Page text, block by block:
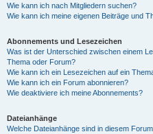
Wie kann ich nach Mitgliedern suchen?
Wie kann ich meine eigenen Beiträge und
Abonnements und Lesezeichen
Was ist der Unterschied zwischen einem
Thema oder Forum?
Wie kann ich ein Lesezeichen auf ein
Wie kann ich ein Forum abonnieren?
Wie deaktiviere ich meine Abonnements?
Dateianhänge
Welche Dateianhänge sind in diesem